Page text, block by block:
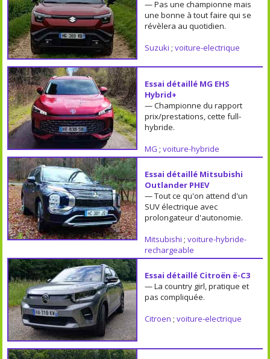
— Pas une championne mais
une bonne à tout faire qui se
révèlera au quotidien.
Suzuki ; voiture-electrique
Essai détaillé MG EHS
Hybrid+
— Championne du rapport
prix/prestations, cette full-
hybride.
MG ; voiture-hybride
Essai détaillé Mitsubishi
Outlander PHEV
— Tout ce qu'on attend d'un
SUV électrique avec
prolongateur d'autonomie.
Mitsubishi ; voiture-hybride-
rechargeable
Essai détaillé Citroën ë-C3
— La country girl, pratique et
pas compliquée.
Citroen ; voiture-electrique